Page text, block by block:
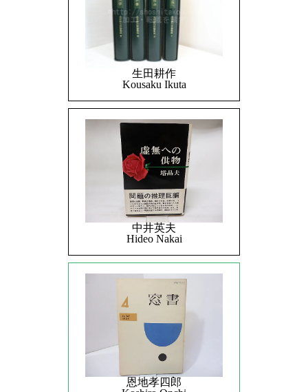
生田耕作
Kousaku Ikuta
中井英夫
Hideo Nakai
恩地孝四郎